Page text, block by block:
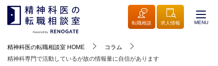
転職相談 求人情報 MENU
精神科医の転職相談室 HOME
コラム
精神科専門で活動しているが故の情報量に自信があります